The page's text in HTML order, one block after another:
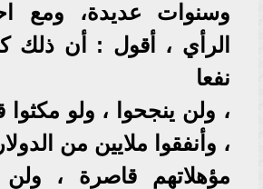
وسنوات عديدة، ومع
الرأي ، أقول : أن ذلك
نفعا
، ولن ينجحوا ، ولو مكثوا
، وأنفقوا ملايين من
مؤهلاتهم قاصرة ،